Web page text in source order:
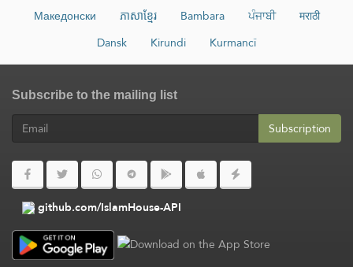
Македонски
ភាសាខ្មែរ Bambara ਪੰਜਾਬੀ
मराठी
Dansk
Kirundi Kurmancî
Subscribe to the mailing list
Subscription
github.com/IslamHouse-API